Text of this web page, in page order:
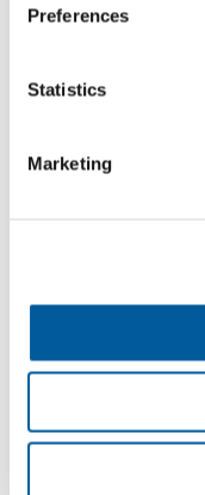
Preferences
Statistics
Marketing